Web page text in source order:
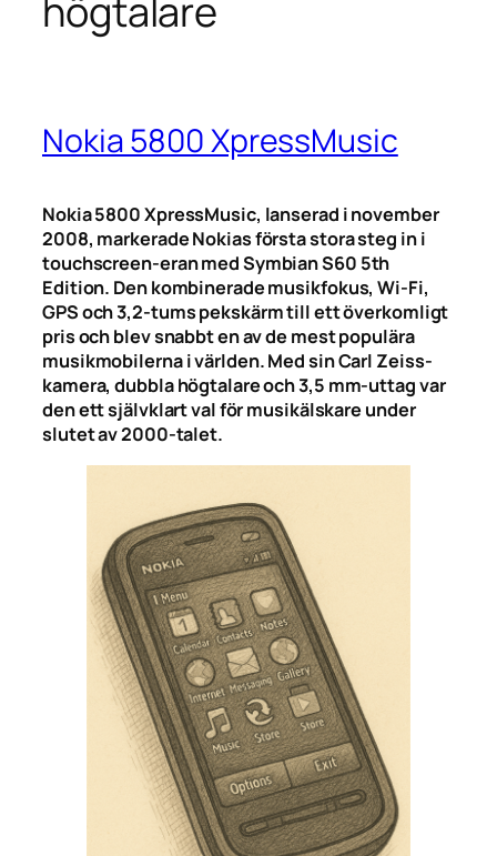
högtalare
Nokia 5800 XpressMusic
Nokia 5800 XpressMusic, lanserad i november
2008, markerade Nokias första stora steg in i
touchscreen-eran med Symbian S60 5th
Edition. Den kombinerade musikfokus, Wi-Fi,
GPS och 3,2-tums pekskärm till ett överkomligt
pris och blev snabbt en av de mest populära
musikmobilerna i världen. Med sin Carl Zeiss-
kamera, dubbla högtalare och 3,5 mm-uttag var
den ett självklart val för musikälskare under
slutet av 2000-talet.